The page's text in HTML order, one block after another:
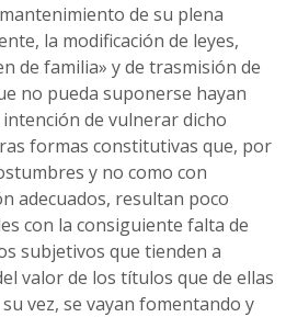
de su plena
la modificación de leyes,
de familia» y de trasmisión de
no pueda suponerse hayan
de vulnerar dicho
formas constitutivas que, por
y no como con
adecuados, resultan poco
con la consiguiente falta de
subjetivos que tienden a
valor de los títulos que de ellas
vez, se vayan fomentando y